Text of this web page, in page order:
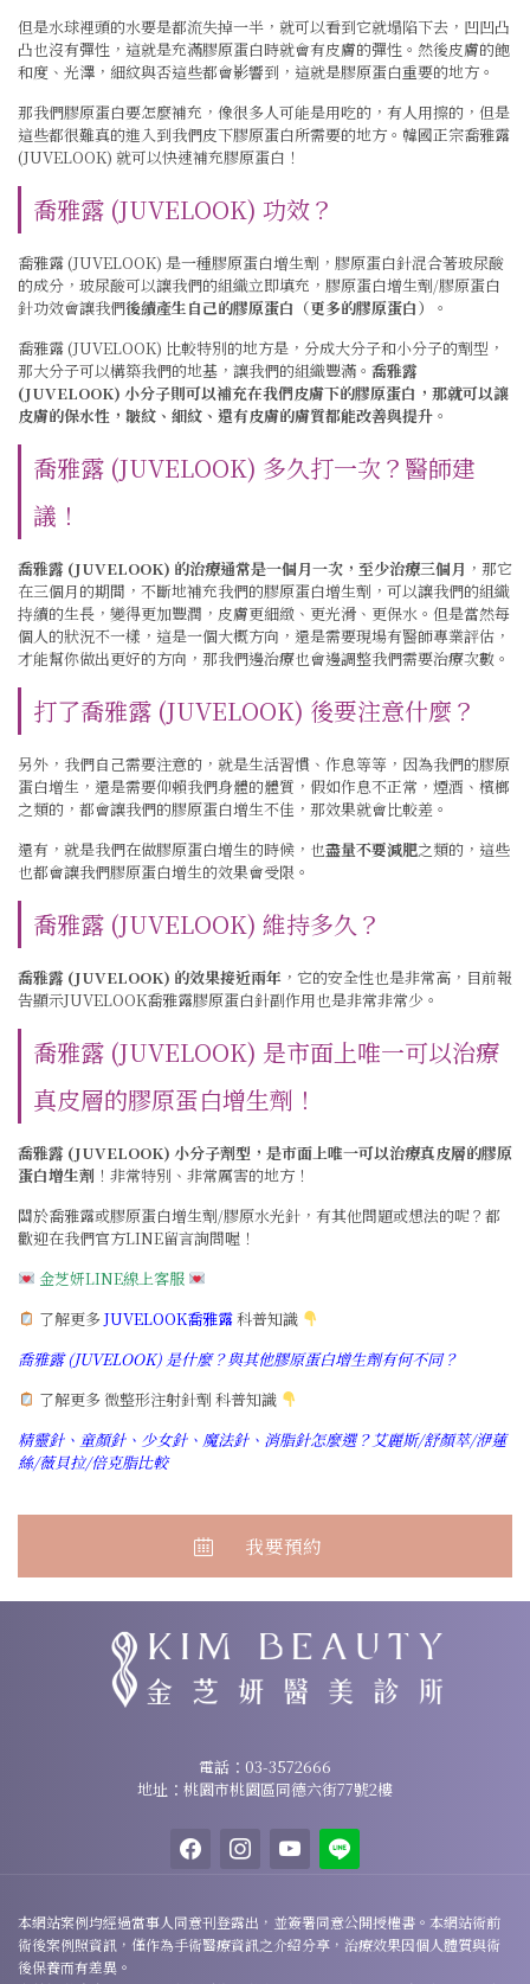
但是水球裡頭的水要是都流失掉一半，就可以看到它就塌陷下去，凹凹凸
凸也沒有彈性，這就是充滿膠原蛋白時就會有皮膚的彈性。然後皮膚的飽
和度、光澤，細紋與否這些都會影響到，這就是膠原蛋白重要的地方。
那我們膠原蛋白要怎麼補充，像很多人可能是用吃的，有人用擦的，但是
這些都很難真的進入到我們皮下膠原蛋白所需要的地方 。 韓國正宗喬雅露
(JUVELOOK) 就可以快速補充膠原蛋白 ！
喬雅露 (JUVELOOK) 功效？
喬雅露 (JUVELOOK) 是一種膠原蛋白增生劑， 膠原蛋白針混合著玻尿酸
的成分，玻尿酸可以讓我們的組織立即填充，膠原蛋白增生劑/膠原蛋白
針功效會讓我們後續產生自己的膠原蛋白（更多的膠原蛋白）
。
喬雅露 (JUVELOOK) 比較特別的地方是，分成大分子和小分子的劑型，
那大分子可以構築我們的地基，讓我們的組織豐滿。 喬雅露
(JUVELOOK) 小分子則可以補充在我們皮膚下的膠原蛋白，那就可以讓
皮膚的保水性，皺紋、細紋、還有皮膚的膚質都能改善與提升 。
喬雅露 (JUVELOOK) 多久打一次？醫師建
議！
喬雅露 (JUVELOOK) 的治療通常是一個月一次，至少治療三個月 ，那它
在三個月的期間，不斷地補充我們的膠原蛋白增生劑，可以讓我們的組織
持續的生長，變得更加豐潤，皮膚更細緻、更光滑、更保水。但是當然每
個人的狀況不一樣，這是一個大概方向，還是需要現場有醫師專業評估，
才能幫你做出更好的方向，那我們邊治療也會邊調整我們需要治療次數。
打了喬雅露 (JUVELOOK) 後要注意什麼？
另外， 我們自己需要注意的，就是生活習慣、作息等等，因為我們的膠原
蛋白增生，還是需要仰賴我們身體的體質，假如作息不正常，煙酒、檳榔
之類的，都會讓我們的膠原蛋白增生不佳，那效果就會比較差 。
還有，就是我們在做膠原蛋白增生的時候，也盡量不要減肥之類的，這些
也都會讓我們膠原蛋白增生的效果會受限 。
喬雅露 (JUVELOOK) 維持多久？
喬雅露 (JUVELOOK) 的效果接近兩年 ，它的安全性也是非常高，目前報
告顯示JUVELOOK喬雅露膠原蛋白針副作用也是非常非常少。
喬雅露 (JUVELOOK) 是市面上唯一可以治療
真皮層的膠原蛋白增生劑！
喬雅露 (JUVELOOK) 小分子劑型，是市面上唯一可以治療真皮層的膠原
蛋白增生劑 ！非常特別、非常厲害的地方！
關於喬雅露或膠原蛋白增生劑/膠原水光針 ，有其他問題或想法的呢？都
歡迎在我們官方LINE留言詢問喔！
金芝妍LINE線上客服
了解更多JUVELOOK喬雅露科普知識
喬雅露 (JUVELOOK) 是什麼？與其他膠原蛋白增生劑有何不同？
了解更多 微整形注射針劑 科普知識
精靈針、童顏針、少女針、魔法針、消脂針怎麼選？艾麗斯/舒顏萃/洢蓮
絲/薇貝拉/倍克脂比較
我要預約
03-3572666地址：桃園市桃園區同德六街77號2樓
電話： 03-3572666
地址：桃園市桃園區同德六街77號2樓
facebookinstagramyoutubeline
本網站案例均經過當事人同意刊登露出，並簽署同意公開授權書。本網站術前
術後案例照資訊，僅作為手術醫療資訊之介紹分享，治療效果因個人體質與術
後保養而有差異。